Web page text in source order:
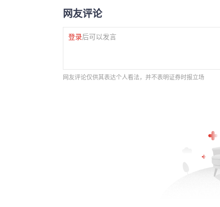
网友评论
登录后可以发言
网友评论仅供其表达个人看法，并不表明证券时报立场